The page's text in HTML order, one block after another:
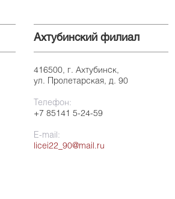
Ахтубинский филиал
416500, г. Ахтубинск,
ул. Пролетарская, д. 90
Телефон:
+7 85141 5-24-59
E-mail:
licei22_90@mail.ru